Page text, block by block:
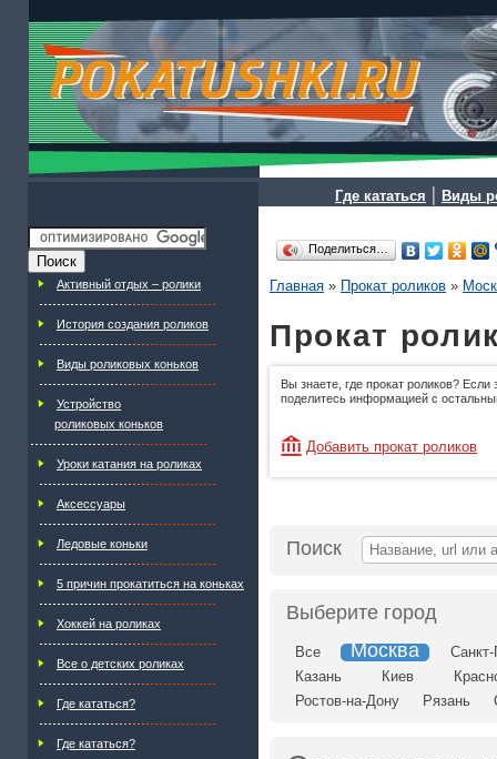
Где кататься | Виды
Активный отдых – ролики
История создания роликов
Виды роликовых коньков
Устройство
роликовых коньков
Уроки катания на роликах
Аксессуары
Ледовые коньки
5 причин прокатиться на коньках
Хоккей на роликах
Все о детских роликах
Где кататься?
Где кататься?
Поделиться…
Главная » Прокат роликов »
Прокат
Вы знаете, где прокат роликов? Если
поделитесь информацией с
Добавить прокат роликов
Поиск
Выберите город
Все Москва
Санкт-
Казань
Киев
Ростов-на-Дону
Рязань